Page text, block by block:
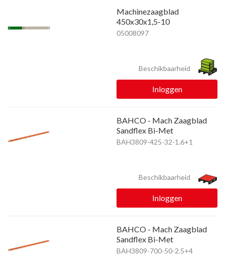
Machinezaagblad
450x30x1,5-10
05008097
Beschikbaarheid
Inloggen
BAHCO - Mach Zaagblad
Sandflex Bi-Met
BAH3809-425-32-1.6+1
Beschikbaarheid
Inloggen
BAHCO - Mach Zaagblad
Sandflex Bi-Met
BAH3809-700-50-2.5+4